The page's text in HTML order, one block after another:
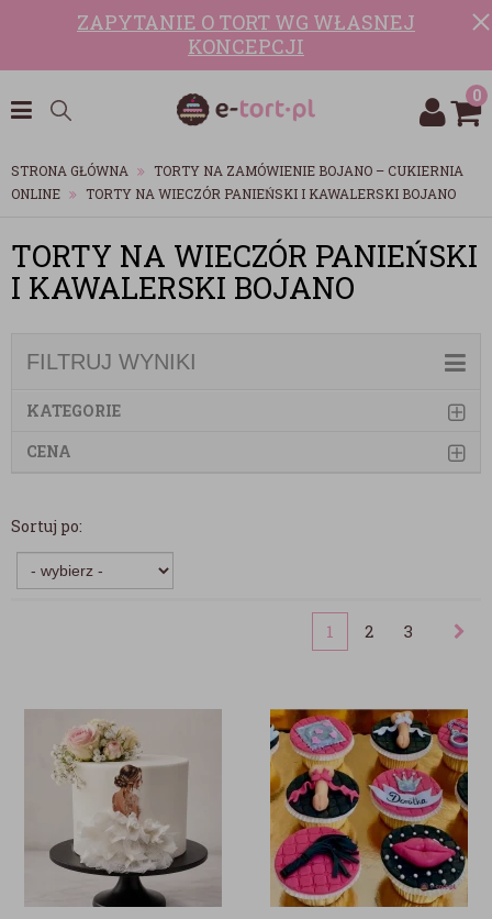
ZAPYTANIE O TORT WG WŁASNEJ
KONCEPCJI
0
STRONA GŁÓWNA
TORTY NA ZAMÓWIENIE BOJANO – CUKIERNIA
ONLINE
TORTY NA WIECZÓR PANIEŃSKI I KAWALERSKI BOJANO
TORTY NA WIECZÓR PANIEŃSKI
I KAWALERSKI BOJANO
FILTRUJ WYNIKI
KATEGORIE
CENA
Sortuj po:
1 2 3